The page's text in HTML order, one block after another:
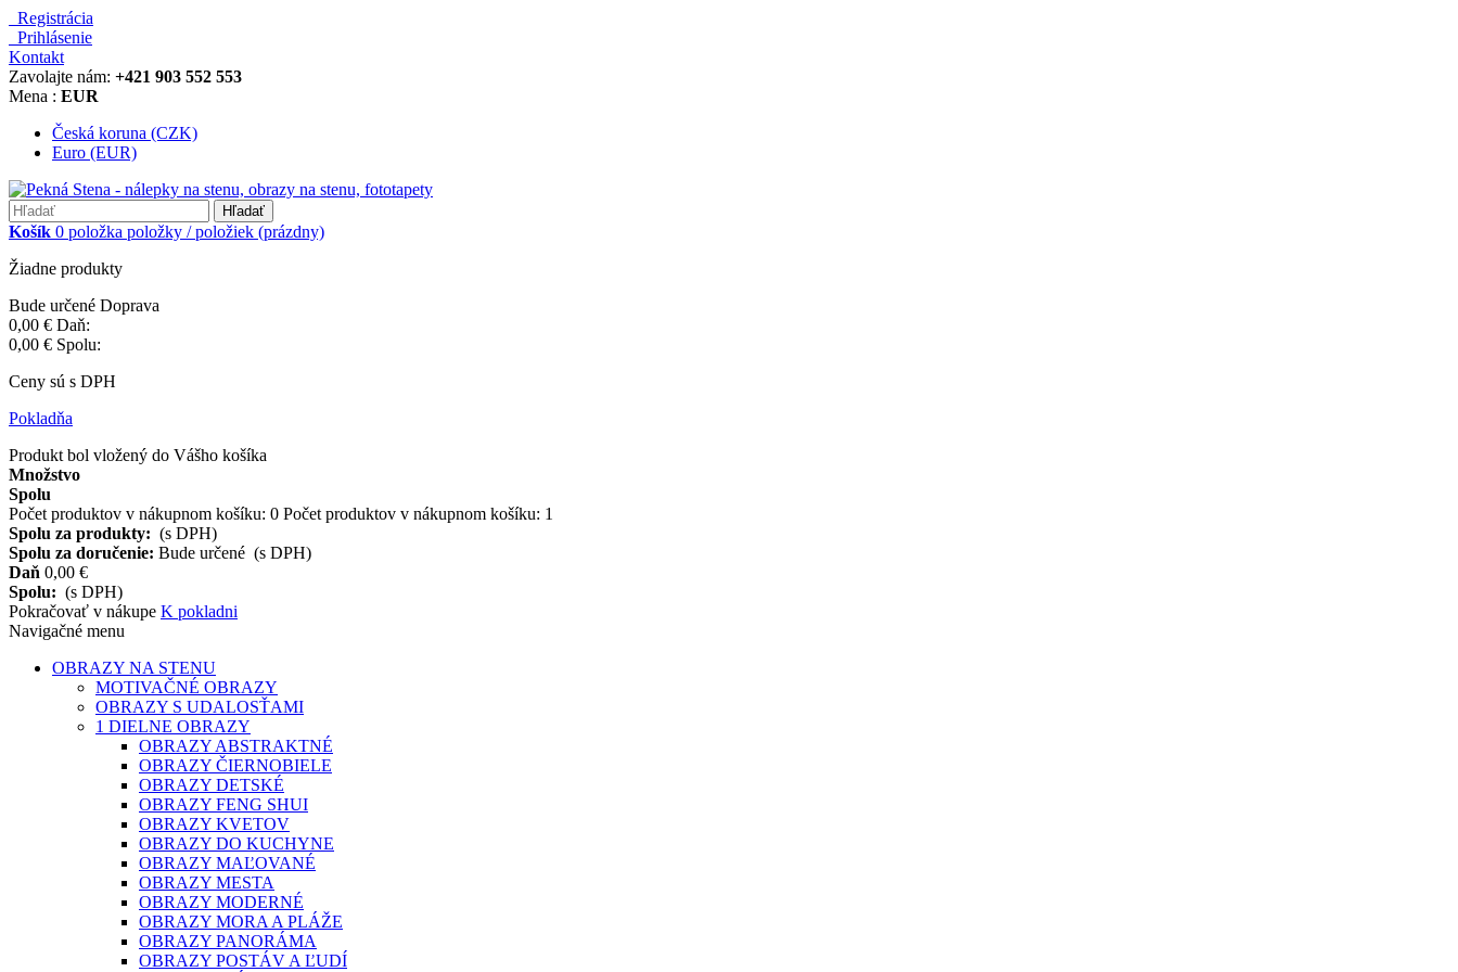
Registrácia
Prihlásenie
Kontakt
Zavolajte nám: +421 903 552 553
Mena : EUR
Česká koruna (CZK)
Euro (EUR)
Hľadať
Košík 0 položka položky / položiek (prázdny)
Žiadne produkty
Bude určené Doprava
0,00 € Daň:
0,00 € Spolu:
Ceny sú s DPH
Pokladňa
Produkt bol vložený do Vášho košíka
Množstvo
Spolu
Počet produktov v nákupnom košíku: 0 Počet produktov v nákupnom košíku: 1
Spolu za produkty: (s DPH)
Spolu za doručenie: Bude určené (s DPH)
Daň 0,00 €
Spolu: (s DPH)
Pokračovať v nákupe K pokladni
Navigačné menu
OBRAZY NA STENU
MOTIVAČNÉ OBRAZY
OBRAZY S UDALOSŤAMI
1 DIELNE OBRAZY
OBRAZY ABSTRAKTNÉ
OBRAZY ČIERNOBIELE
OBRAZY DETSKÉ
OBRAZY FENG SHUI
OBRAZY KVETOV
OBRAZY DO KUCHYNE
OBRAZY MAĽOVANÉ
OBRAZY MESTA
OBRAZY MODERNÉ
OBRAZY MORA A PLÁŽE
OBRAZY PANORÁMA
OBRAZY POSTÁV A ĽUDÍ